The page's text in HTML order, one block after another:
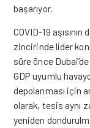
başarıyor.
COVID-19
zincirinde lider
süre önce
GDP uyumlu
depolanması için
olarak, tesis aynı
yeniden